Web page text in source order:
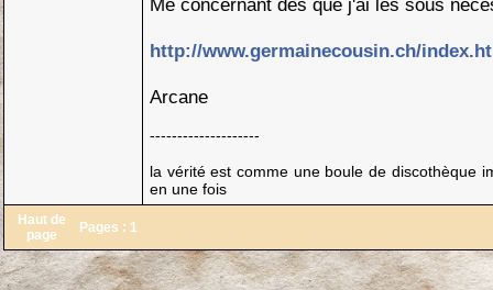
Me concernant dès que j'ai les sous
http://www.germainecousin.ch/
Arcane
--------------------
la vérité est comme une boule de discothèque
en une fois
Haut de
page
Pages : 1